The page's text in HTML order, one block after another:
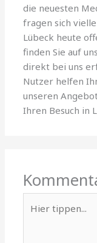
die neuesten
fragen sich
Lübeck heute
finden Sie auf
direkt bei uns
Nutzer helfen
unseren
Ihren Besuch in
tippen...